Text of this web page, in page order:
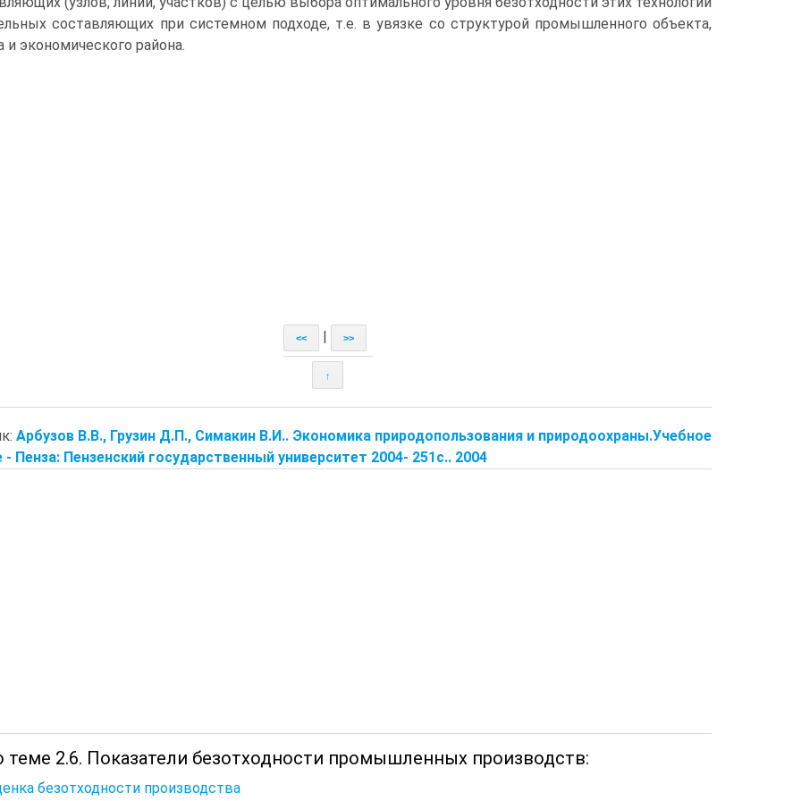
составляющих при системном подходе, т.е. в увязке со структурой промышленного объекта,
и экономического района.
<< >>
↑
Арбузов В.В., Грузин Д.П., Симакин В.И.. Экономика природопользования и природоохраны.Учебное
- Пенза: Пензенский государственный университет 2004- 251с.. 2004
теме 2.6. Показатели безотходности промышленных производств:
безотходности производства